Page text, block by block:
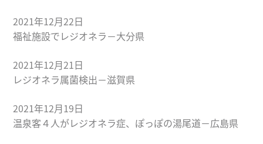
2021年12月22日
福祉施設でレジオネラ－大分県
2021年12月21日
レジオネラ属菌検出－滋賀県
2021年12月19日
温泉客４人がレジオネラ症、ぽっぽの湯尾道－広島県